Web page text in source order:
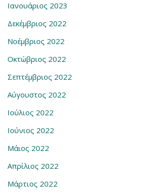
Ιανουάριος 2023
Δεκέμβριος 2022
Νοέμβριος 2022
Οκτώβριος 2022
Σεπτέμβριος 2022
Αύγουστος 2022
Ιούλιος 2022
Ιούνιος 2022
Μάιος 2022
Απρίλιος 2022
Μάρτιος 2022